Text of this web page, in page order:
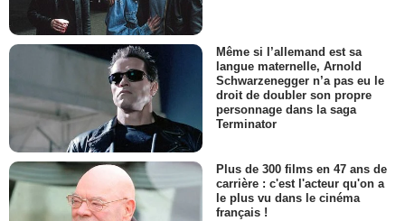
Même si l’allemand est sa
langue maternelle, Arnold
Schwarzenegger n’a pas eu le
droit de doubler son propre
personnage dans la saga
Terminator
Plus de 300 films en 47 ans de
carrière : c'est l'acteur qu'on a
le plus vu dans le cinéma
français !